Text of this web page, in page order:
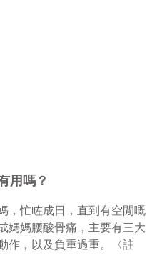
用嗎？
，忙咗成日，直到有空閒嘅
媽媽腰酸骨痛，主要有三大
作，以及負重過重。〈註